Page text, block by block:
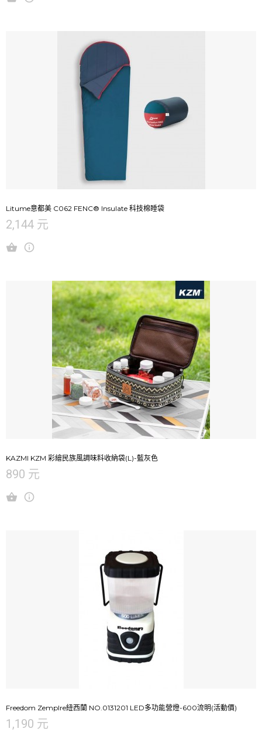
Litume意都美 C062 FENC® Insulate 科技棉睡袋
2,144 元
KAZMI KZM 彩繪民族風調味料收納袋(L)-藍灰色
890 元
Freedom Zemplre紐西蘭 NO.0131201 LED多功能營燈-600流明(活動價)
1,190 元